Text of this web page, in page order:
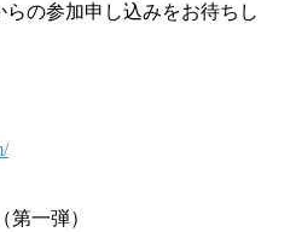
の参加申し込みをお待ちし
一弾）